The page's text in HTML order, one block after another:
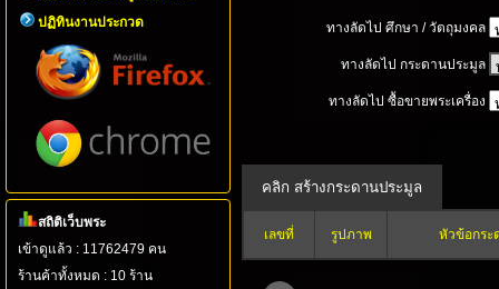
ปฏิทินงานประกวด
สถิติเว็บพระ
เข้าดูแล้ว : 11762479 คน
ร้านค้าทั้งหมด : 10 ร้าน
ทางลัดไป ศึกษา / วัตถุมงคล
ทางลัดไป กระดานประมูล
ทางลัดไป ซื้อขายพระเครื่อง
เลขที่ รูปภาพ หัวข้อกระ